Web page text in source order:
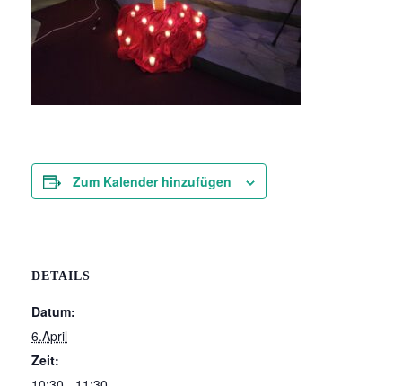
Zum Kalender hinzufügen
DETAILS
Datum:
6.April
Zeit: